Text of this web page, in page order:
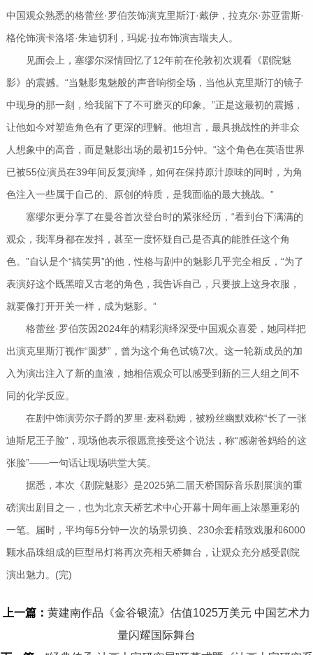
中国观众熟悉的格蕾丝·罗伯茨饰演克里斯汀·戴伊，拉克尔·苏亚雷斯·
格伦饰演卡洛塔·朱迪切利，玛妮·拉布饰演吉瑞夫人。
见面会上，塞缪尔深情回忆了12年前在伦敦初次观看《剧院魅
影》的震撼。“当魅影鬼魅般的声音响彻全场，当他从克里斯汀的镜子
中现身的那一刻，给我留下了不可磨灭的印象。”正是这最初的震撼，
让他如今对塑造角色有了更深的理解。他坦言，最具挑战性的并非众
人想象中的高音，而是魅影出场的最初15分钟。“这个角色在英语世界
已被55位演员在39年间反复演绎，如何在保持原汁原味的同时，为角
色注入一些属于自己的、原创的特质，是我面临的最大挑战。”
塞缪尔更分享了在曼谷首次登台时的紧张经历，“看到台下满满的
观众，我浑身都在发抖，甚至一度怀疑自己是否真的能胜任这个角
色。”自认是个“搞笑男”的他，性格与剧中的魅影几乎完全相反，“为了
表演好这个既黑暗又古老的角色，我告诉自己，只要披上这身衣服，
就要像打开开关一样，成为魅影。”
格蕾丝·罗伯茨因2024年的精彩演绎深受中国观众喜爱，她同样把
出演克里斯汀视作“圆梦”，曾为这个角色试镜7次。这一轮新成员的加
入为演出注入了新的血液，她相信观众可以感受到新的三人组之间不
同的化学反应。
在剧中饰演劳尔子爵的罗里·麦科勒姆，被粉丝幽默戏称“长了一张
迪斯尼王子脸”，现场他表示很愿意接受这个说法，称“感谢爸妈给的这
张脸”——一句话让现场哄堂大笑。
据悉，本次《剧院魅影》是2025第二届天桥国际音乐剧展演的重
磅演出剧目之一，也为北京天桥艺术中心开幕十周年画上浓墨重彩的
一笔。届时，平均每5分钟一次的场景切换、230余套精致戏服和6000
颗水晶珠组成的巨型吊灯将再次亮相天桥舞台，让观众充分感受剧院
演出魅力。(完)
上一篇： 黄建南作品《金谷银流》估值1025万美元 中国艺术力
量闪耀国际舞台